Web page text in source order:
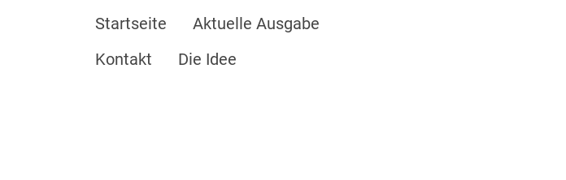
Startseite
Aktuelle Ausgabe
Kontakt
Die Idee